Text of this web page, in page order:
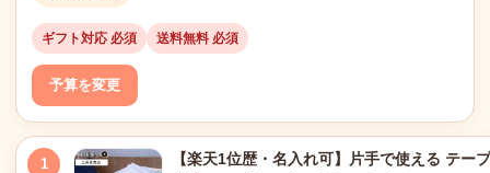
ギフト対応 必須 送料無料 必須
予算を変更
1
【楽天1位歴・名入れ可】片手で使える テー